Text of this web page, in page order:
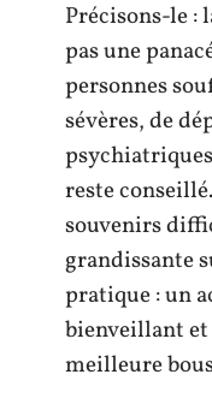
Précisons-le :
pas une
personnes
sévères, de
reste
souvenirs
grandissante
pratique : un
bienveillant
meilleure